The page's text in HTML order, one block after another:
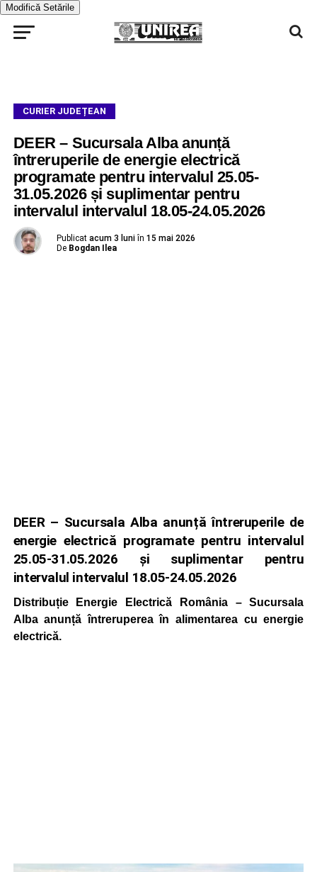
Modifică Setările
CURIER JUDEȚEAN
DEER – Sucursala Alba anunță
întreruperile de energie electrică
programate pentru intervalul 25.05-
31.05.2026 și suplimentar pentru
intervalul intervalul 18.05-24.05.2026
Publicat acum 3 luni în 15 mai 2026
De Bogdan Ilea
DEER – Sucursala Alba anunță întreruperile de
energie electrică programate pentru intervalul
25.05-31.05.2026 și suplimentar pentru
intervalul intervalul 18.05-24.05.2026
Distribuție Energie Electrică România – Sucursala
Alba anunță întreruperea în alimentarea cu energie
electrică.